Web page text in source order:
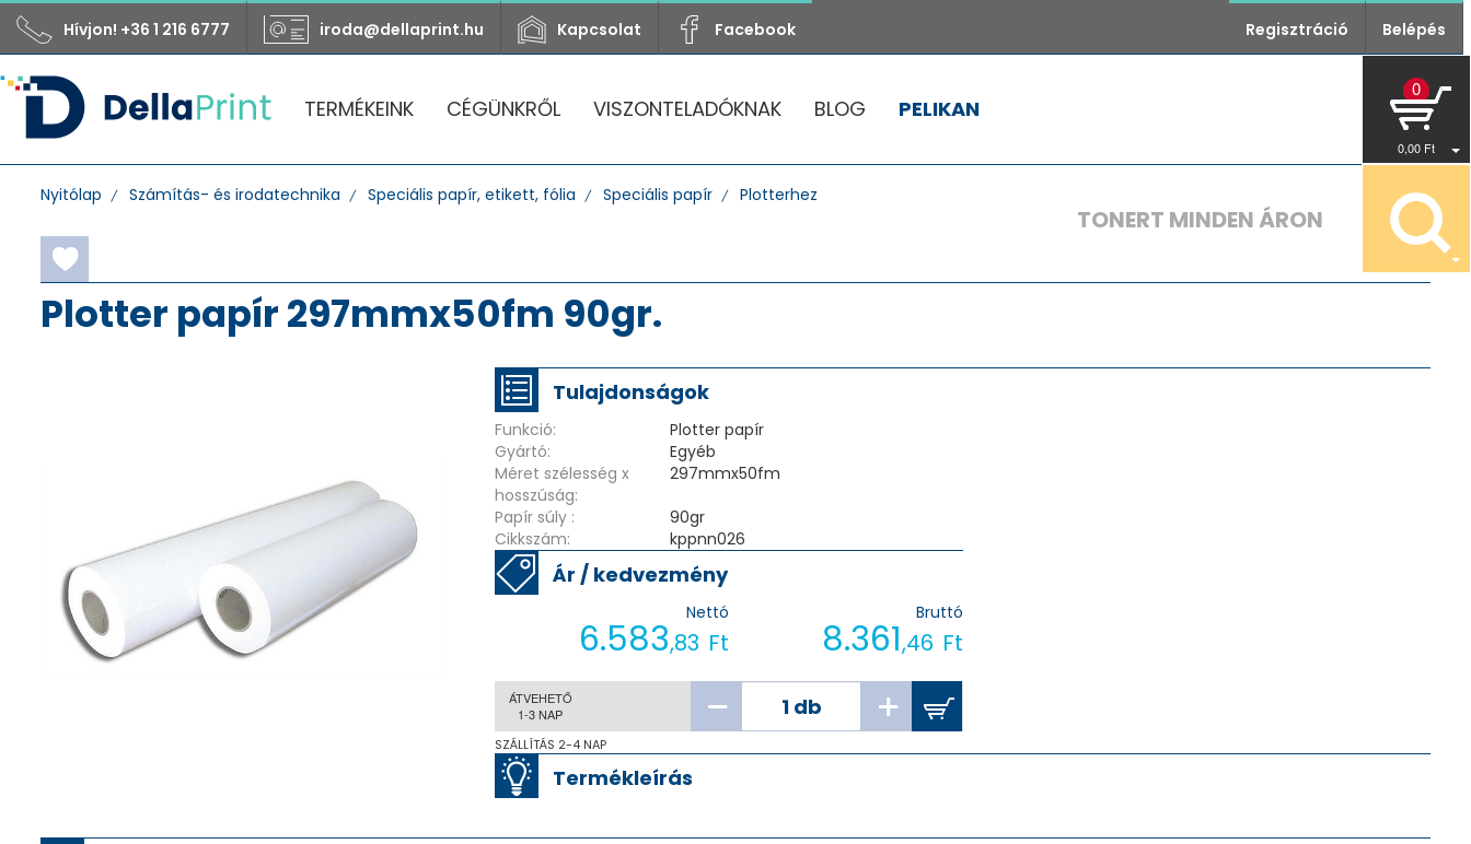
Hívjon! +36 1 216 6777 iroda@dellaprint.hu Kapcsolat Facebook Regisztráció Belépés
TERMÉKEINK CÉGÜNKRŐL VISZONTELADÓKNAK BLOG PELIKAN
0
0,00 Ft
TONERT MINDEN ÁRON
Nyitólap Számítás- és irodatechnika Speciális papír, etikett, fólia Speciális papír Plotterhez
Plotter papír 297mmx50fm 90gr.
Tulajdonságok
Funkció:
Plotter papír
Gyártó:
Egyéb
Méret szélesség x
hosszúság:
297mmx50fm
Papír súly :
90gr
Cikkszám:
kppnn026
Ár / kedvezmény
Nettó
6.583,83 Ft
Bruttó
8.361,46 Ft
ÁTVEHETŐ
1-3 NAP
SZÁLLÍTÁS 2-4 NAP
Termékleírás